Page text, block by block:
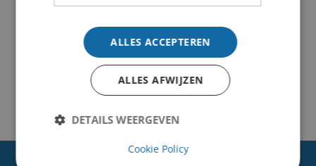
ALLES ACCEPTEREN
ALLES AFWIJZEN
DETAILS WEERGEVEN
Cookie Policy